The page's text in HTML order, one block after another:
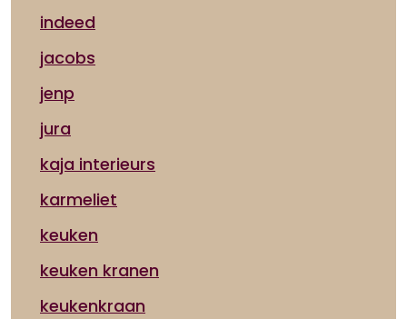
indeed
jacobs
jenp
jura
kaja interieurs
karmeliet
keuken
keuken kranen
keukenkraan